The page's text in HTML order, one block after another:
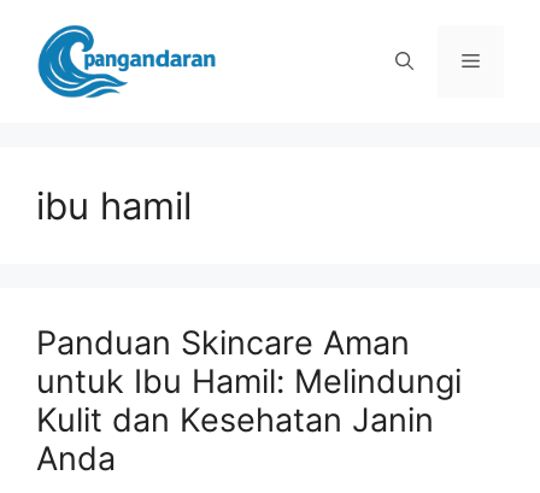
Menu
ibu hamil
Panduan Skincare Aman
untuk Ibu Hamil: Melindungi
Kulit dan Kesehatan Janin
Anda